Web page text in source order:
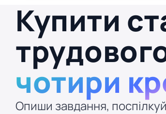
Купити
чотири
Опиши завдання,